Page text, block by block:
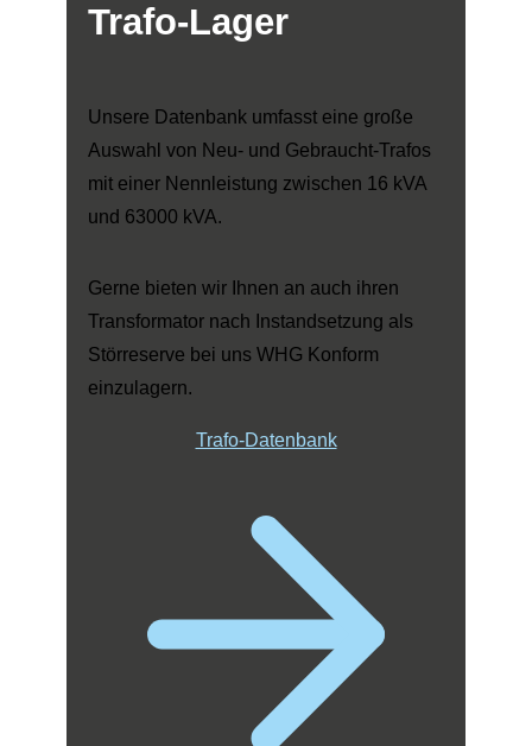
Trafo-Lager
Unsere Datenbank umfasst eine große
Auswahl von Neu- und Gebraucht-Trafos
mit einer Nennleistung zwischen 16 kVA
und 63000 kVA.
Gerne bieten wir Ihnen an auch ihren
Transformator nach Instandsetzung als
Störreserve bei uns WHG Konform
einzulagern.
Trafo-Datenbank